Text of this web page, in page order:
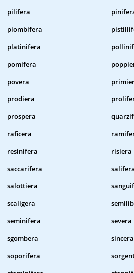
pilifera
piombifera
platinifera
pomifera
povera
prodiera
prospera
raficera
resinifera
risiera
saccarifera
salifera
salottiera
scaligera
seminifera
severa
sgombera
sincera
soporifera